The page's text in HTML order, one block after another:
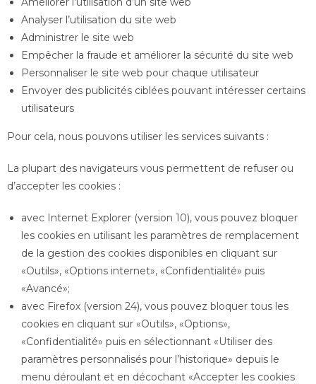
Analyser l’utilisation du site web
Administrer le site web
Empêcher la fraude et améliorer la sécurité du site web
Personnaliser le site web pour chaque utilisateur
Envoyer des publicités ciblées pouvant intéresser certains
utilisateurs
Pour cela, nous pouvons utiliser les services suivants :
La plupart des navigateurs vous permettent de refuser ou
d’accepter les cookies :
avec Internet Explorer (version 10), vous pouvez bloquer
les cookies en utilisant les paramètres de remplacement
de la gestion des cookies disponibles en cliquant sur
«Outils», «Options internet», «Confidentialité» puis
«Avancé»;
avec Firefox (version 24), vous pouvez bloquer tous les
cookies en cliquant sur «Outils», «Options»,
«Confidentialité» puis en sélectionnant «Utiliser des
paramètres personnalisés pour l’historique» depuis le
menu déroulant et en décochant «Accepter les cookies